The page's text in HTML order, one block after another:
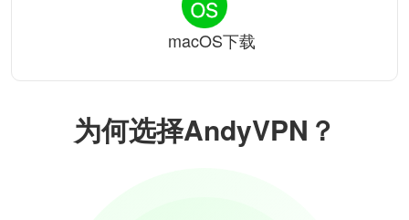
为何选择AndyVPN？
macOS下载